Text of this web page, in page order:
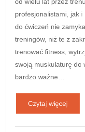
od wielu lat przez
profesjonalistami, jak
do ćwiczeń nie
treningów, niż te z
trenować fitness,
swoją muskulaturę do
bardzo ważne…
Czytaj więcej